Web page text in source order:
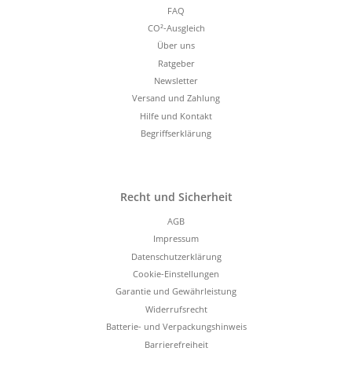
FAQ
CO²-Ausgleich
Über uns
Ratgeber
Newsletter
Versand und Zahlung
Hilfe und Kontakt
Begriffserklärung
Recht und Sicherheit
AGB
Impressum
Datenschutzerklärung
Cookie-Einstellungen
Garantie und Gewährleistung
Widerrufsrecht
Batterie- und Verpackungshinweis
Barrierefreiheit